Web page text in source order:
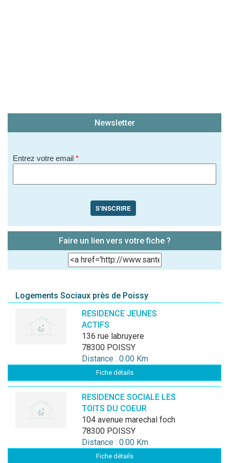
Newsletter
Entrez votre email *
S'INSCRIRE
Faire un lien vers votre fiche ?
Logements Sociaux près de Poissy
RESIDENCE JEUNES
ACTIFS
136 rue labruyere
78300 POISSY
Distance : 0.00 Km
Fiche détails
RESIDENCE SOCIALE LES
TOITS DU COEUR
104 avenue marechal foch
78300 POISSY
Distance : 0.00 Km
Fiche détails